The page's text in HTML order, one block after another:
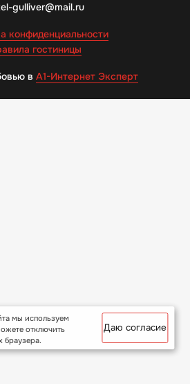
gulliver@mail.ru
конфиденциальности
гостиницы
вА1-Интернет Эксперт
мы используем
отключить
браузера.
Даю согласие